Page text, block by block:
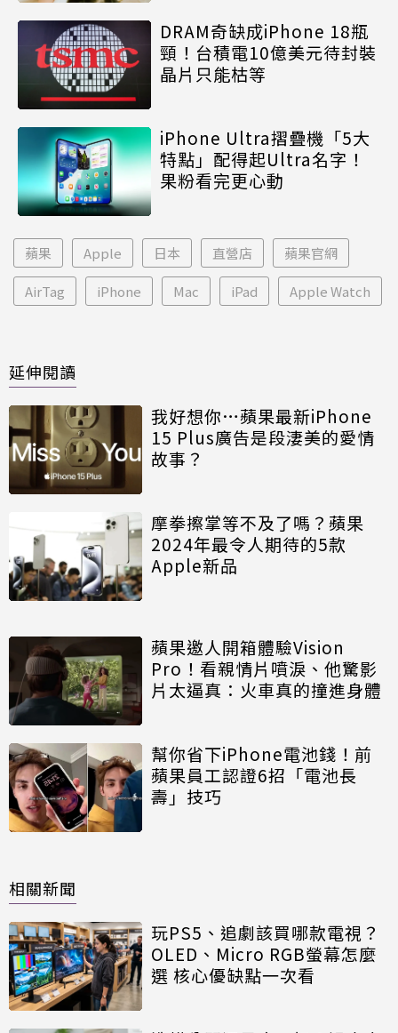
DRAM奇缺成iPhone 18瓶
頸！台積電10億美元待封裝
晶片只能枯等
iPhone Ultra摺疊機「5大
特點」配得起Ultra名字！
果粉看完更心動
蘋果 Apple 日本 直營店 蘋果官網
AirTag iPhone Mac iPad Apple Watch
延伸閱讀
我好想你…蘋果最新iPhone
15 Plus廣告是段淒美的愛情
故事？
摩拳擦掌等不及了嗎？蘋果
2024年最令人期待的5款
Apple新品
蘋果邀人開箱體驗Vision
Pro！看親情片噴淚、他驚影
片太逼真：火車真的撞進身體
幫你省下iPhone電池錢！前
蘋果員工認證6招「電池長
壽」技巧
相關新聞
玩PS5、追劇該買哪款電視？
OLED、Micro RGB螢幕怎麼
選 核心優缺點一次看